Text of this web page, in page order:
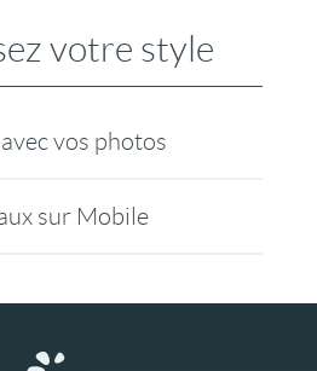
votre style
vos photos
sur Mobile